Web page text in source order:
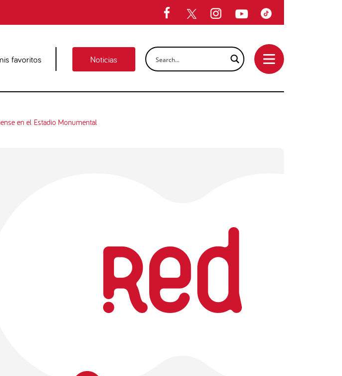
favoritos Noticias
en el Estadio Monumental